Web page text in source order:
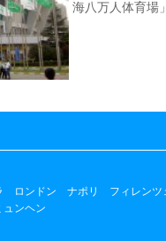
海八万人体育場
ロンドン ナポリ フィレンツ
ュンヘン